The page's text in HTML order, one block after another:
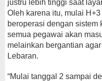
justru lebih tinggi saat
Oleh karena itu, mulai
beroperasi dengan sistem
semua pegawai akan
melainkan bergantian
Lebaran.
“Mulai tanggal 2 sampai